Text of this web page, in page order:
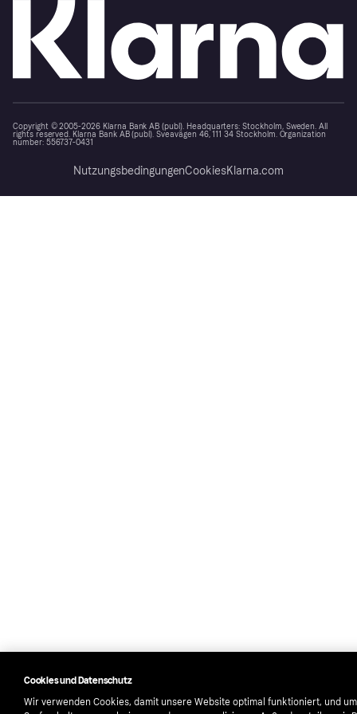
Copyright © 2005-2026 Klarna Bank AB (publ). Headquarters: Stockholm, Sweden. All
rights reserved. Klarna Bank AB (publ). Sveavägen 46, 111 34 Stockholm. Organization
number: 556737-0431
NutzungsbedingungenCookiesKlarna.com
Cookies und Datenschutz
Wir verwenden Cookies, damit unsere Website optimal funktioniert, und